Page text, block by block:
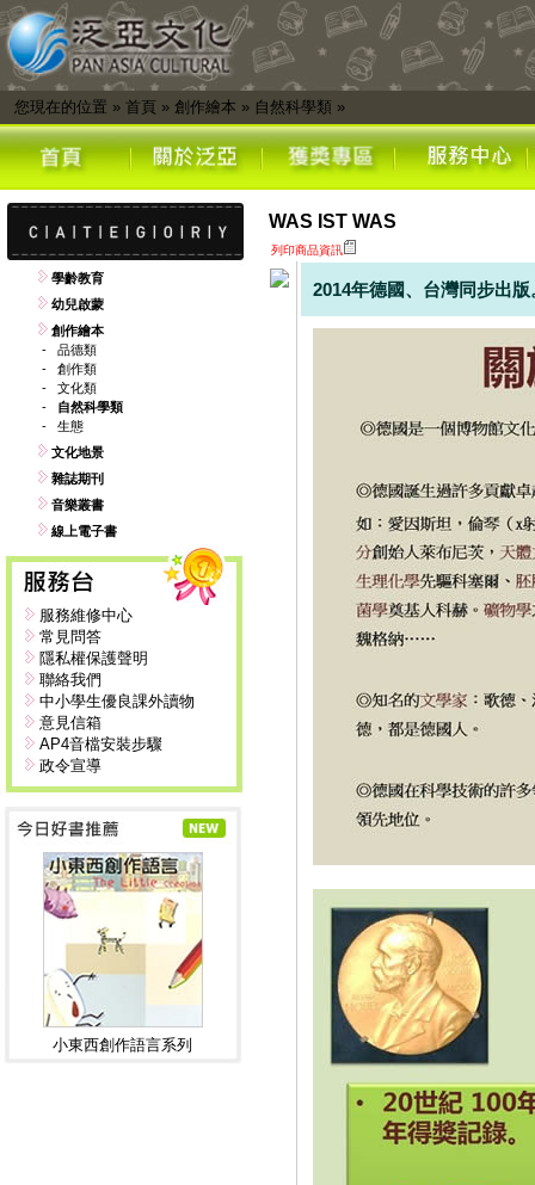
您現在的位置 » 首頁 » 創作繪本 » 自然科學類 »
學齡教育
幼兒啟蒙
創作繪本
- 品德類
- 創作類
- 文化類
- 自然科學類
- 生態
文化地景
雜誌期刊
音樂叢書
線上電子書
服務維修中心
常見問答
隱私權保護聲明
聯絡我們
中小學生優良課外讀物
意見信箱
AP4音檔安裝步驟
政令宣導
小東西創作語言系列
WAS IST WAS
列印商品資訊
2014年德國、台灣同步出版